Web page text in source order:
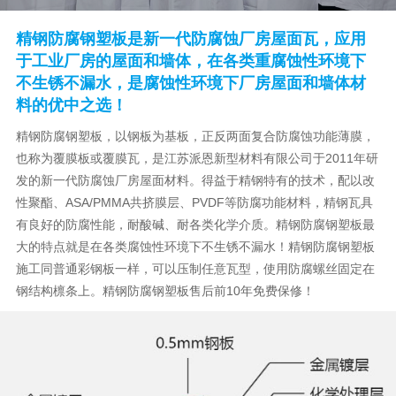
精钢防腐钢塑板是新一代防腐蚀厂房屋面瓦，应用
于工业厂房的屋面和墙体，在各类重腐蚀性环境下
不生锈不漏水，是腐蚀性环境下厂房屋面和墙体材
料的优中之选！
精钢防腐钢塑板，以钢板为基板，正反两面复合防腐蚀功能薄膜，
也称为覆膜板或覆膜瓦，是江苏派恩新型材料有限公司于2011年研
发的新一代防腐蚀厂房屋面材料。得益于精钢特有的技术，配以改
性聚酯、ASA/PMMA共挤膜层、PVDF等防腐功能材料，精钢瓦具
有良好的防腐性能，耐酸碱、耐各类化学介质。精钢防腐钢塑板最
大的特点就是在各类腐蚀性环境下不生锈不漏水！精钢防腐钢塑板
施工同普通彩钢板一样，可以压制任意瓦型，使用防腐螺丝固定在
钢结构檩条上。精钢防腐钢塑板售后前10年免费保修！